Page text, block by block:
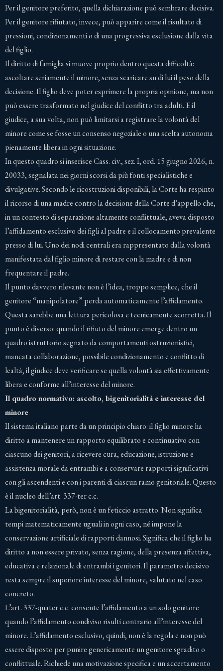
Per il genitore preferito, quella dichiarazione può sembrare decisiva.
Per il genitore rifiutato, invece, può apparire come il risultato di
pressioni, condizionamenti o di una progressiva esclusione dalla vita
del figlio.
Il diritto di famiglia si muove proprio dentro questa difficoltà:
ascoltare seriamente il minore, senza scaricare su di lui il peso della
decisione. Il figlio deve poter esprimere la propria opinione, ma non
può essere trasformato nel giudice del conflitto tra adulti. E il
giudice, a sua volta, non può limitarsi a registrare la volontà del
minore come se fosse un consenso negoziale o una scelta autonoma
pienamente libera in ogni situazione.
In questo quadro si inserisce Cass. civ., sez. I, ord. 15 giugno 2026, n.
20033, segnalata nei giorni scorsi da più fonti specialistiche e
divulgative. Secondo le ricostruzioni disponibili, la Corte ha respinto
il ricorso di una madre contro la decisione della Corte d’appello che,
in un contesto di separazione altamente conflittuale, aveva disposto
l’affidamento esclusivo dei figli al padre e il collocamento prevalente
presso di lui. Uno dei nodi centrali era rappresentato dalla volontà
manifestata dal figlio minore di restare con la madre e di non
frequentare il padre.
Il punto davvero rilevante non è l’idea, troppo semplice, che il
genitore “manipolatore” perda automaticamente l’affidamento.
Questa sarebbe una lettura pericolosa e tecnicamente scorretta. Il
punto è diverso: quando il rifiuto del minore emerge dentro un
quadro istruttorio segnato da comportamenti ostruzionistici,
mancata collaborazione, possibile condizionamento e conflitto di
lealtà, il giudice deve verificare se quella volontà sia effettivamente
libera e conforme all’interesse del minore.
Il quadro normativo: ascolto, bigenitorialità e interesse del
minore
Il sistema italiano parte da un principio chiaro: il figlio minore ha
diritto a mantenere un rapporto equilibrato e continuativo con
ciascuno dei genitori, a ricevere cura, educazione, istruzione e
assistenza morale da entrambi e a conservare rapporti significativi
con gli ascendenti e con i parenti di ciascun ramo genitoriale. Questo
è il nucleo dell’art. 337-ter c.c.
La bigenitorialità, però, non è un feticcio astratto. Non significa
tempi matematicamente uguali in ogni caso, né impone la
conservazione artificiale di rapporti dannosi. Significa che il figlio ha
diritto a non essere privato, senza ragione, della presenza affettiva,
educativa e relazionale di entrambi i genitori. Il parametro decisivo
resta sempre il superiore interesse del minore, valutato nel caso
concreto.
L’art. 337-quater c.c. consente l’affidamento a un solo genitore
quando l’affidamento condiviso risulti contrario all’interesse del
minore. L’affidamento esclusivo, quindi, non è la regola e non può
essere disposto per punire genericamente un genitore sgradito o
conflittuale. Richiede una motivazione specifica e un accertamento